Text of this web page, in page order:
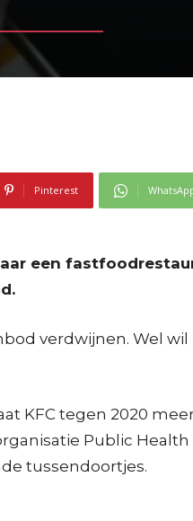
Pinterest
een
verdwijnen. Wel
KFC tegen 2020
Public
tussendoortjes.